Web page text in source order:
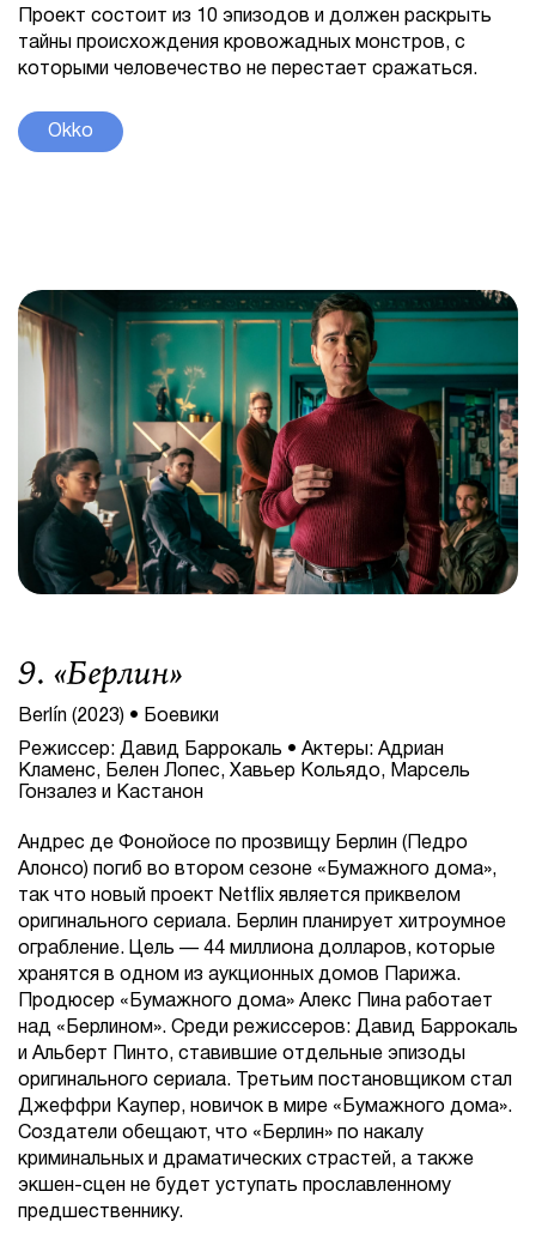
Проект состоит из 10 эпизодов и должен раскрыть
тайны происхождения кровожадных монстров, с
которыми человечество не перестает сражаться.
Okko
9. «Берлин»
Berlín (2023) • Боевики
Режиссер: Давид Баррокаль • Актеры: Адриан
Кламенс, Белен Лопес, Хавьер Кольядо, Марсель
Гонзалез и Кастанон
Андрес де Фонойосе по прозвищу Берлин (Педро
Алонсо) погиб во втором сезоне «Бумажного дома»,
так что новый проект Netflix является приквелом
оригинального сериала. Берлин планирует хитроумное
ограбление. Цель — 44 миллиона долларов, которые
хранятся в одном из аукционных домов Парижа.
Продюсер «Бумажного дома» Алекс Пина работает
над «Берлином». Среди режиссеров: Давид Баррокаль
и Альберт Пинто, ставившие отдельные эпизоды
оригинального сериала. Третьим постановщиком стал
Джеффри Каупер, новичок в мире «Бумажного дома».
Создатели обещают, что «Берлин» по накалу
криминальных и драматических страстей, а также
экшен-сцен не будет уступать прославленному
предшественнику.